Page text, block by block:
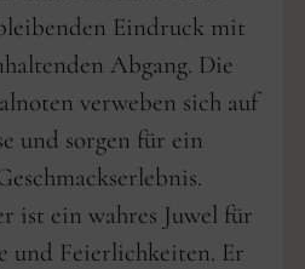
Eindruck mit
Abgang. Die
verweben sich auf
und sorgen für ein
ist ein wahres Juwel für
und Feierlichkeiten. Er